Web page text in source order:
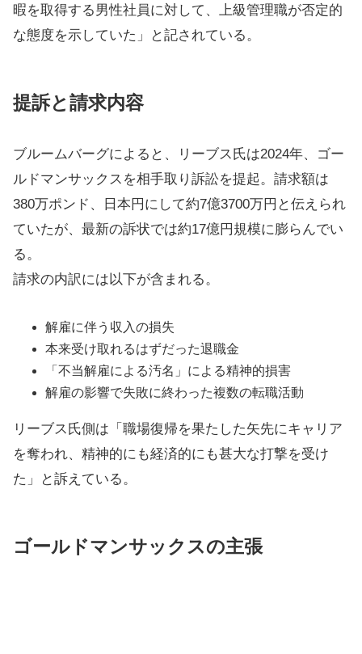
暇を取得する男性社員に対して、上級管理職が否定的
な態度を示していた」と記されている。
提訴と請求内容
ブルームバーグによると、リーブス氏は2024年、ゴー
ルドマンサックスを相手取り訴訟を提起。請求額は
380万ポンド、日本円にして約7億3700万円と伝えられ
ていたが、最新の訴状では約17億円規模に膨らんでい
る。
請求の内訳には以下が含まれる。
解雇に伴う収入の損失
本来受け取れるはずだった退職金
「不当解雇による汚名」による精神的損害
解雇の影響で失敗に終わった複数の転職活動
リーブス氏側は「職場復帰を果たした矢先にキャリア
を奪われ、精神的にも経済的にも甚大な打撃を受け
た」と訴えている。
ゴールドマンサックスの主張